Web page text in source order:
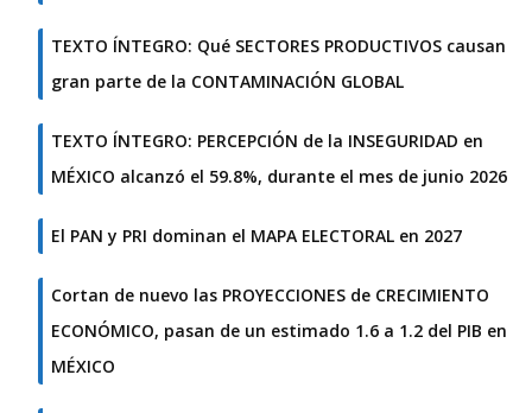
TEXTO ÍNTEGRO: Qué SECTORES PRODUCTIVOS causan
gran parte de la CONTAMINACIÓN GLOBAL
TEXTO ÍNTEGRO: PERCEPCIÓN de la INSEGURIDAD en
MÉXICO alcanzó el 59.8%, durante el mes de junio 2026
El PAN y PRI dominan el MAPA ELECTORAL en 2027
Cortan de nuevo las PROYECCIONES de CRECIMIENTO
ECONÓMICO, pasan de un estimado 1.6 a 1.2 del PIB en
MÉXICO